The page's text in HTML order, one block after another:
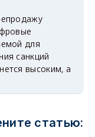
для
санкций
высоким, а
статью: